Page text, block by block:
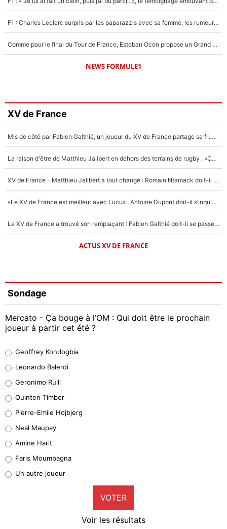
F1 : Charles Leclerc surpris par les paparazzis avec sa femme, les rumeurs étaient vraies !
Comme pour le final du Tour de France, Esteban Ocon propose un Grand Prix de Formule 1 à Paris : «Autour de l’Arc de Triomphe, ce serait génial» !
NEWS FORMULE1
XV de France
Mis de côté par Fabien Galthié, un joueur du XV de France partage sa frustration : «ils ne me l’ont pas dit tout de suite»
La raison d'être de Matthieu Jalibert en dehors des terrains de rugby : «Ça m'atteint autant que si tu touches à un membre de ma famille»
XV de France - Matthieu Jalibert a tout changé : Romain Ntamack doit-il s’inquiéter pour sa place à un an de la Coupe du monde ?
«Le XV de France est meilleur avec Lucu» : Antoine Dupont doit-il s’inquiéter pour sa place ?
Le XV de France a trouvé son remplaçant : Fabien Galthié doit-il se passer d'Antoine Dupont ?
ACTUS XV DE FRANCE
Sondage
Mercato - Ça bouge à l’OM : Qui doit être le prochain
joueur à partir cet été ?
38%
32%
5%
1%
9%
Geoffrey Kondogbia
Leonardo Balerdi
Geronimo Rulli
Quinten Timber
Pierre-Emile Hojbjerg
Neal Maupay
Amine Harit
Faris Moumbagna
Un autre joueur
VOTER
Voir les résultats